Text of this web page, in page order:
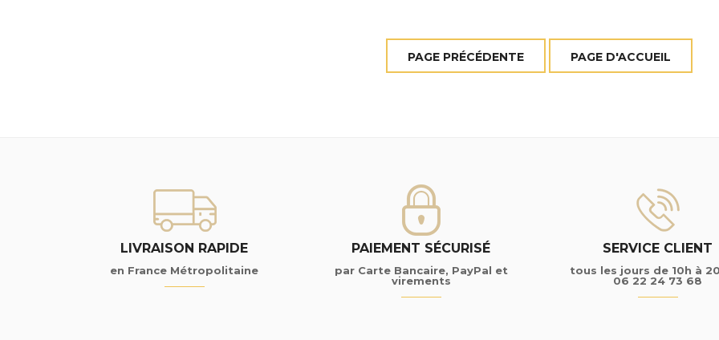
LIVRAISON RAPIDE
en France Métropolitaine
PAIEMENT SÉCURISÉ
par Carte Bancaire, PayPal et
virements
SERVICE CLIENT
tous les jours de 10h à
06 22 24 73 68